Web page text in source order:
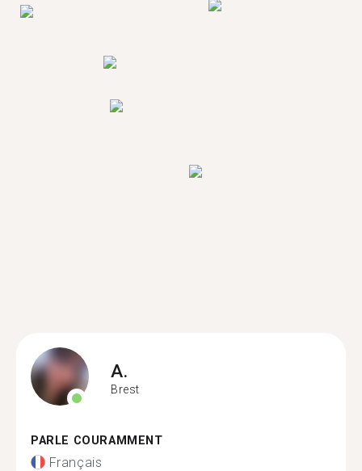
A.
Brest
PARLE COURAMMENT
Français